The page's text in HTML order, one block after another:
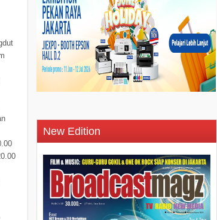
New Edition